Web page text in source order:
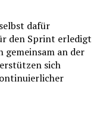
dafür
den Sprint erledigt
gemeinsam an der
sich